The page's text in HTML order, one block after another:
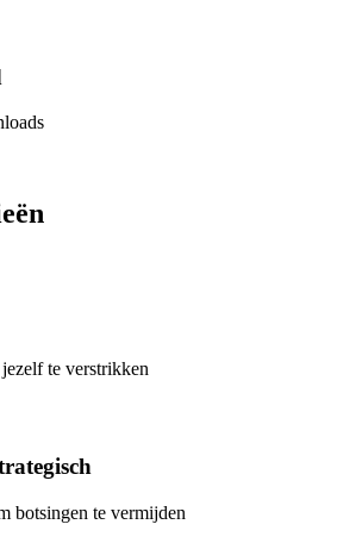
te verstrikken
botsingen te vermijden